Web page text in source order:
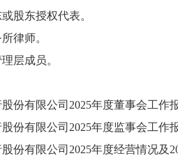
股东授权代表。
律师。
层成员。
份有限公司2025年度董事会工作
份有限公司2025年度监事会工作
份有限公司2025年度经营情况及